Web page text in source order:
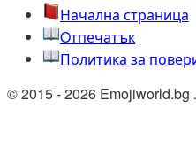
Начална страница
Oтпечатък
Политика за
© 2015 - 2026